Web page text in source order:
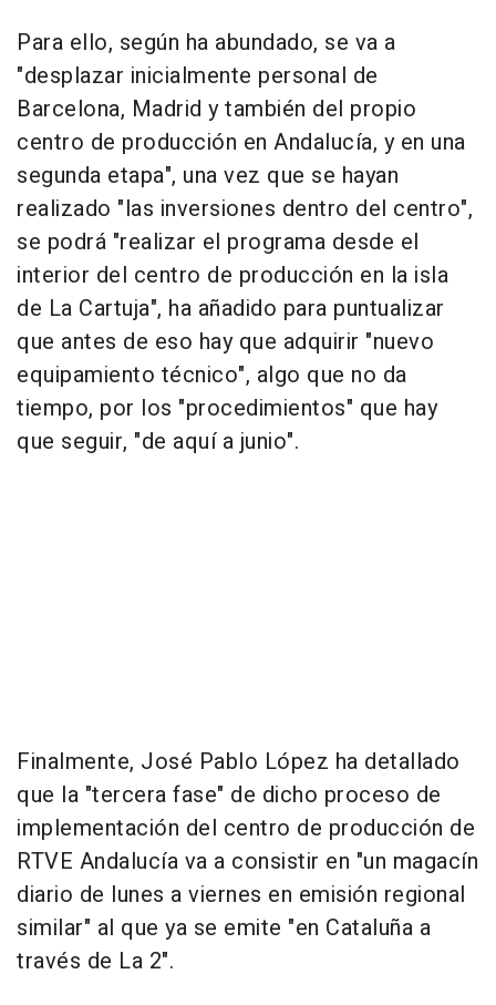
Para ello, según ha abundado, se va a
"desplazar inicialmente personal de
Barcelona, Madrid y también del propio
centro de producción en Andalucía, y en una
segunda etapa", una vez que se hayan
realizado "las inversiones dentro del centro",
se podrá "realizar el programa desde el
interior del centro de producción en la isla
de La Cartuja", ha añadido para puntualizar
que antes de eso hay que adquirir "nuevo
equipamiento técnico", algo que no da
tiempo, por los "procedimientos" que hay
que seguir, "de aquí a junio".
Finalmente, José Pablo López ha detallado
que la "tercera fase" de dicho proceso de
implementación del centro de producción de
RTVE Andalucía va a consistir en "un magacín
diario de lunes a viernes en emisión regional
similar" al que ya se emite "en Cataluña a
través de La 2".